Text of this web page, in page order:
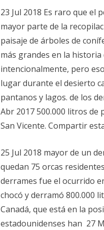
23 Jul 2018 Es raro que el
mayor parte de la
paisaje de árboles de
más grandes en la historia
intencionalmente, pero
lugar durante el desierto
pantanos y lagos. de los
Abr 2017 500.000 litros de
San Vicente. Compartir
25 Jul 2018 mayor de un
quedan 75 orcas
derrames fue el ocurrido
chocó y derramó 800.000
Canadá, que está en la
estadounidenses han 27